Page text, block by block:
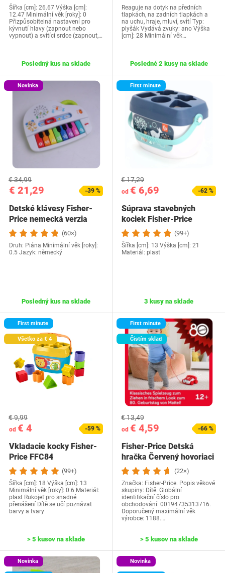
Šířka [cm]: 26.67 Výška [cm]:
12.47 Minimální věk [roky]: 0
Přizpůsobitelná nastavení pro
kývnutí hlavy (zapnout nebo
vypnout) a svítící srdce (zapnout,…
Posledný kus na sklade
Reaguje na dotyk na předních
tlapkách, na zadních tlapkách a
na uchu, hraje, mluví, svítí Typ:
plyšák Vydává zvuky: ano Výška
[cm]: 28 Minimální věk…
Posledné 2 kusy na sklade
Novinka
€ 21,29
€ 34,99
-39 %
Detské klávesy Fisher-
Price nemecká verzia
(60×)
Druh: Piána Minimální věk [roky]:
0.5 Jazyk: německý
Posledný kus na sklade
First minute
od € 6,69
€ 17,29
-62 %
Súprava stavebných
kociek Fisher-Price
(99+)
Šířka [cm]: 13 Výška [cm]: 21
Materiál: plast
3 kusy na sklade
First minute
Všetko za € 4
od € 4
€ 9,99
-59 %
Vkladacie kocky Fisher-
Price FFC84
(99+)
Šířka [cm]: 18 Výška [cm]: 13
Minimální věk [roky]: 0.6 Materiál:
plast Rukojeť pro snadné
přenášení Dítě se učí poznávat
barvy a tvary
> 5 kusov na sklade
First minute
Čistím sklad
od € 4,59
€ 13,49
-66 %
Fisher-Price Detská
hračka Červený hovoriaci
telefón,…
(22×)
Značka: Fisher-Price. Popis věkové
skupiny: Dítě. Globální
identifikační číslo pro
obchodování: 00194735313716.
Doporučený maximální věk
výrobce: 1188.…
> 5 kusov na sklade
Novinka Novinka